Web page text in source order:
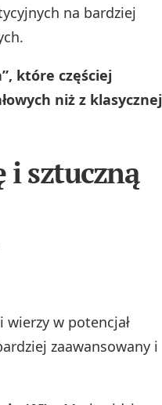
na bardziej
które częściej
niż z klasycznej
i sztuczną
i wierzy w potencjał
zaawansowany i